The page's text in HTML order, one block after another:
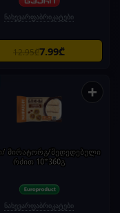
ნახევარფაბრიკატები
12.95₾7.99₾
+
მირატორგ/შედედებული
რძით 10*360გ
ნახევარფაბრიკატები